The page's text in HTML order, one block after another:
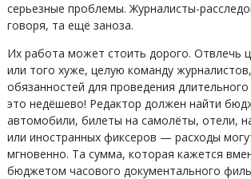
серьезные проблемы. Журналисты-
говоря, та ещё заноза.
Их работа может стоить дорого. Отвлечь
или того хуже, целую команду
обязанностей для проведения
это недёшево! Редактор должен найти
автомобили, билеты на самолёты, отели,
или иностранных фиксеров — расходы
мгновенно. Та сумма, которая кажется
бюджетом часового документального